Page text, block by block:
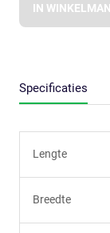
IN
Specificaties
Lengte
Breedte